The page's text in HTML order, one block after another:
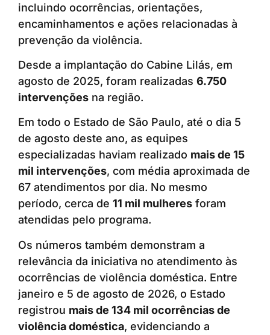
incluindo ocorrências, orientações,
encaminhamentos e ações relacionadas à
prevenção da violência.
Desde a implantação do Cabine Lilás, em
agosto de 2025, foram realizadas 6.750
intervenções na região.
Em todo o Estado de São Paulo, até o dia 5
de agosto deste ano, as equipes
especializadas haviam realizado mais de 15
mil intervenções, com média aproximada de
67 atendimentos por dia. No mesmo
período, cerca de 11 mil mulheres foram
atendidas pelo programa.
Os números também demonstram a
relevância da iniciativa no atendimento às
ocorrências de violência doméstica. Entre
janeiro e 5 de agosto de 2026, o Estado
registrou mais de 134 mil ocorrências de
violência doméstica, evidenciando a